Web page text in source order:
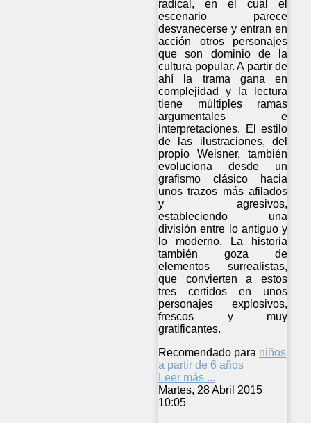
radical, en el cual el
escenario parece
desvanecerse y entran en
acción otros personajes
que son dominio de la
cultura popular. A partir de
ahí la trama gana en
complejidad y la lectura
tiene múltiples ramas
argumentales e
interpretaciones. El estilo
de las ilustraciones, del
propio Weisner, también
evoluciona desde un
grafismo clásico hacia
unos trazos más afilados
y agresivos,
estableciendo una
división entre lo antiguo y
lo moderno. La historia
también goza de
elementos surrealistas,
que convierten a estos
tres certidos en unos
personajes explosivos,
frescos y muy
gratificantes.
Recomendado para niños
a partir de 6 años
Leer más ...
Martes, 28 Abril 2015
10:05